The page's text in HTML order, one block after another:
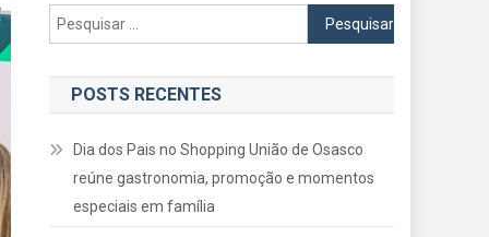
Pesquisar
por:
POSTS RECENTES
Dia dos Pais no Shopping União de Osasco
reúne gastronomia, promoção e momentos
especiais em família